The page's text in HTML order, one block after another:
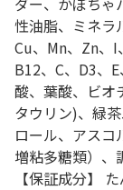
性油脂、ミネラ
Cu、Mn、Zn、I
B12、C、D3、
酸、葉酸、ビオ
タウリン)、緑
ロール、アスコ
増粘多糖類）、
【保証成分】